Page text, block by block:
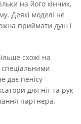
на його кінчик,
Деякі моделі не
приймати душ і
схожі на
спеціальними
дає пенісу
для ніг та рук
партнера.